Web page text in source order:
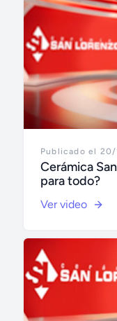
Publicado el
Cerámica
para todo?
Ver video